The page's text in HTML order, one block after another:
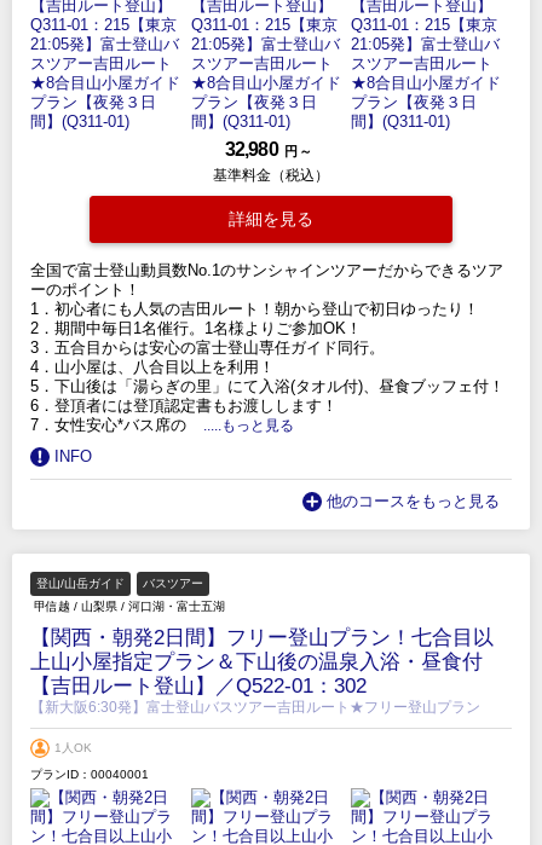
32,980 円 ～
基準料金（税込）
詳細を見る
全国で富士登山動員数No.1のサンシャインツアーだからできるツア
ーのポイント！
1．初心者にも人気の吉田ルート！朝から登山で初日ゆったり！
2．期間中毎日1名催行。1名様よりご参加OK！
3．五合目からは安心の富士登山専任ガイド同行。
4．山小屋は、八合目以上を利用！
5．下山後は「湯らぎの里」にて入浴(タオル付)、昼食ブッフェ付！
6．登頂者には登頂認定書もお渡しします！
7．女性安心*バス席の
.....もっと見る
INFO
他のコースをもっと見る
登山/山岳ガイド
バスツアー
甲信越 / 山梨県 / 河口湖・富士五湖
【関西・朝発2日間】フリー登山プラン！七合目以
上山小屋指定プラン＆下山後の温泉入浴・昼食付
【吉田ルート登山】／Q522-01：302
【新大阪6:30発】富士登山バスツアー吉田ルート★フリー登山プラン
1人OK
プランID：00040001